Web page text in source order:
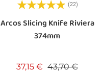
(22)
Arcos Slicing Knife Riviera
374mm
37,15 € Verkaufspreis
43,70 €Preis